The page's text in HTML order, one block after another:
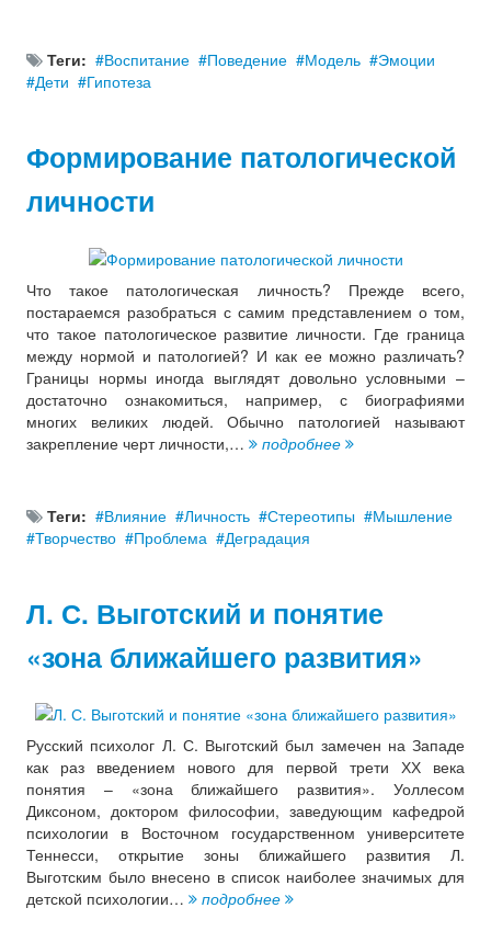
Теги: Воспитание Поведение Модель
Эмоции
Дети
Гипотеза
Формирование патологической
личности
Что такое патологическая личность? Прежде всего,
постараемся разобраться с самим представлением о том,
что такое патологическое развитие личности. Где граница
между нормой и патологией? И как ее можно различать?
Границы нормы иногда выглядят довольно условными –
достаточно ознакомиться, например, с биографиями
многих великих людей. Обычно патологией называют
закрепление черт личности,…
подробнее
Теги: Влияние Личность Стереотипы
Мышление
Творчество
Проблема Деградация
Л. С. Выготский и понятие
«зона ближайшего развития»
Русский психолог Л. С. Выготский был замечен на Западе
как раз введением нового для первой трети ХХ века
понятия – «зона ближайшего развития». Уоллесом
Диксоном, доктором философии, заведующим кафедрой
психологии в Восточном государственном университете
Теннесси, открытие зоны ближайшего развития Л.
Выготским было внесено в список наиболее значимых для
детской психологии…
подробнее